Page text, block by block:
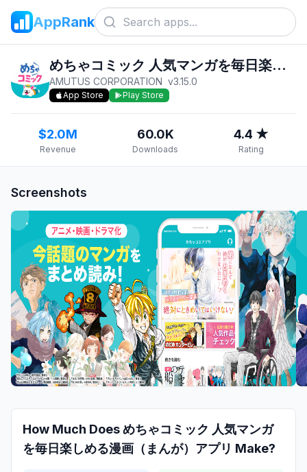
AppRank
めちゃコミック 人気マンガを毎日楽しめる漫画（まんが）アプリ
AMUTUS CORPORATION v3.15.0
App Store Play Store
$2.0M
Revenue
60.0K
Downloads
4.4 ★
Rating
Screenshots
How Much Doesめちゃコミック 人気マンガ
を毎日楽しめる漫画（まんが）アプリ Make?